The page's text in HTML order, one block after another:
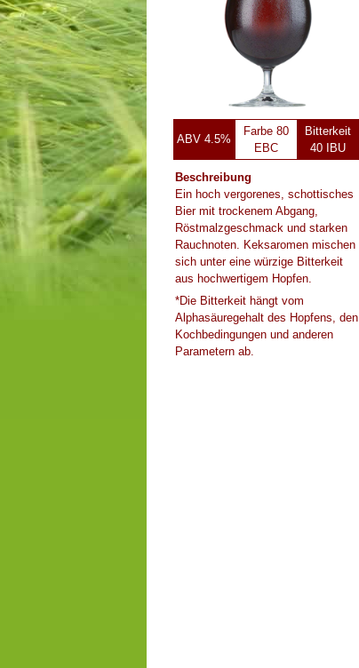
ABV 4.5%
Farbe 80
EBC
Bitterkeit
40 IBU
Beschreibung
Ein hoch vergorenes, schottisches
Bier mit trockenem Abgang,
Röstmalzgeschmack und starken
Rauchnoten. Keksaromen mischen
sich unter eine würzige Bitterkeit
aus hochwertigem Hopfen.
*Die Bitterkeit hängt vom
Alphasäuregehalt des Hopfens, den
Kochbedingungen und anderen
Parametern ab.